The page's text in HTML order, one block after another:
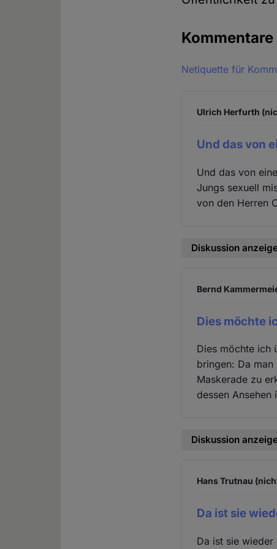
Kommentare
Netiquette für
Ulrich Herfurth
Und das von
Und das von
Jungs sexuell
von den Herren
Diskussion
Bernd
Dies möchte
Dies möchte ich
bringen: Da
Maskerade zu
dessen
Diskussion
Hans Trutnau
Da ist sie
Da ist sie